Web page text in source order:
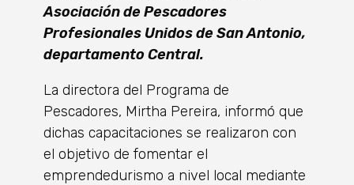
Asociación de Pescadores
Profesionales Unidos de San Antonio,
departamento Central.
La directora del Programa de
Pescadores, Mirtha Pereira, informó que
dichas capacitaciones se realizaron con
el objetivo de fomentar el
emprendedurismo a nivel local mediante